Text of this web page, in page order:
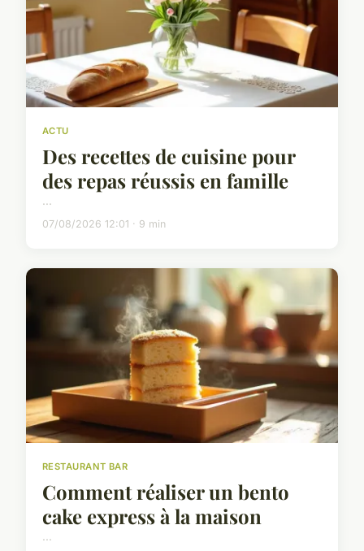
ACTU
Des recettes de cuisine pour
des repas réussis en famille
...
07/08/2026 12:01 · 9 min
RESTAURANT BAR
Comment réaliser un bento
cake express à la maison
...